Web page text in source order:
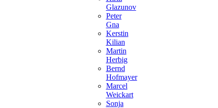
Glazunov
Peter
Gna
Kerstin
Kilian
Martin
Herbig
Bernd
Hofmayer
Marcel
Weickart
Sonja